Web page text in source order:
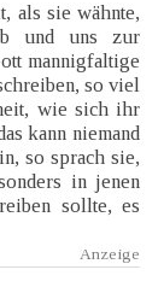
als sie wähnte,
und uns zur
mannigfaltige
so viel
wie sich ihr
kann niemand
so sprach sie,
in jenen
sollte, es